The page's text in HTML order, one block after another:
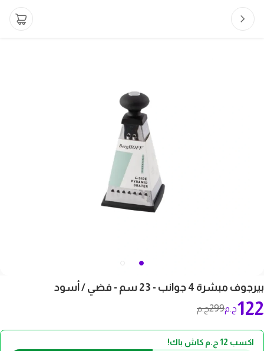
بيرجوف مبشرة 4 جوانب - 23 سم - فضي / أسود
299ج.م 122ج.م
اكسب 12 ج.م كاش باك!